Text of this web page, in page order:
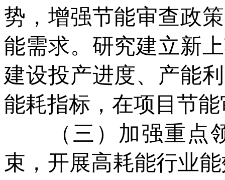
势，增强节能审查政
能需求。研究建立新
建设投产进度、产能
能耗指标，在项目节
（三）加强重点领
束，开展高耗能行业